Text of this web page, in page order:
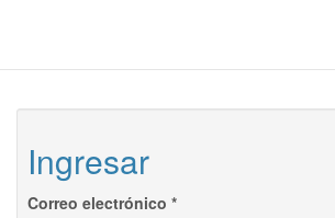
Ingresar
Correo electrónico *